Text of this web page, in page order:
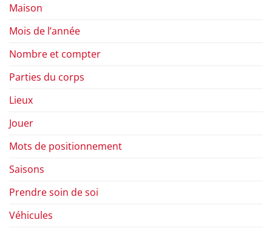
Maison
Mois de l’année
Nombre et compter
Parties du corps
Lieux
Jouer
Mots de positionnement
Saisons
Prendre soin de soi
Véhicules